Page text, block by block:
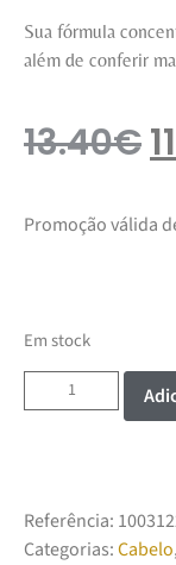
Sua fórmula
além de conferir
13.40€
Promoção válida
Em stock
Referência:
Categorias:Cabelo,